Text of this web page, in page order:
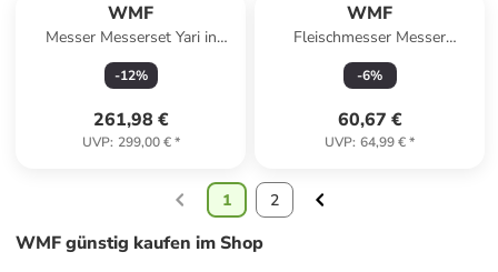
WMF
Messer Messerset Yari in
Schwarz
-12%
261,98 €
UVP: 299,00 €*
WMF
Fleischmesser Messer
Spitzenklasse Plus in Schwarz
-6%
60,67 €
UVP: 64,99 €*
1 2
WMF günstig kaufen im Shop